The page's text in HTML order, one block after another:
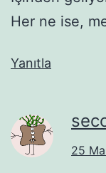
Her ne ise,
Yanıtla
25